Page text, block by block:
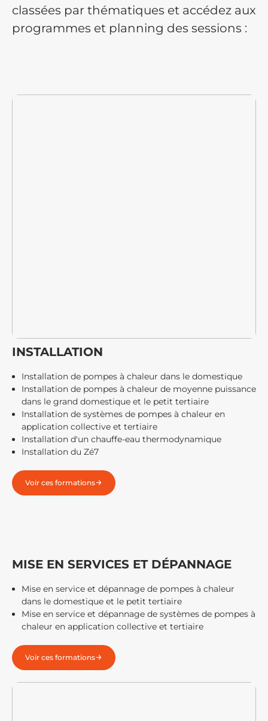
classées par thématiques et accédez aux
programmes et planning des sessions :
INSTALLATION
Installation de pompes à chaleur dans le domestique
Installation de pompes à chaleur de moyenne puissance
dans le grand domestique et le petit tertiaire
Installation de systèmes de pompes à chaleur en
application collective et tertiaire
Installation d'un chauffe-eau thermodynamique
Installation du Zé7
Voir ces formations
MISE EN SERVICES ET DÉPANNAGE
Mise en service et dépannage de pompes à chaleur
dans le domestique et le petit tertiaire
Mise en service et dépannage de systèmes de pompes à
chaleur en application collective et tertiaire
Voir ces formations